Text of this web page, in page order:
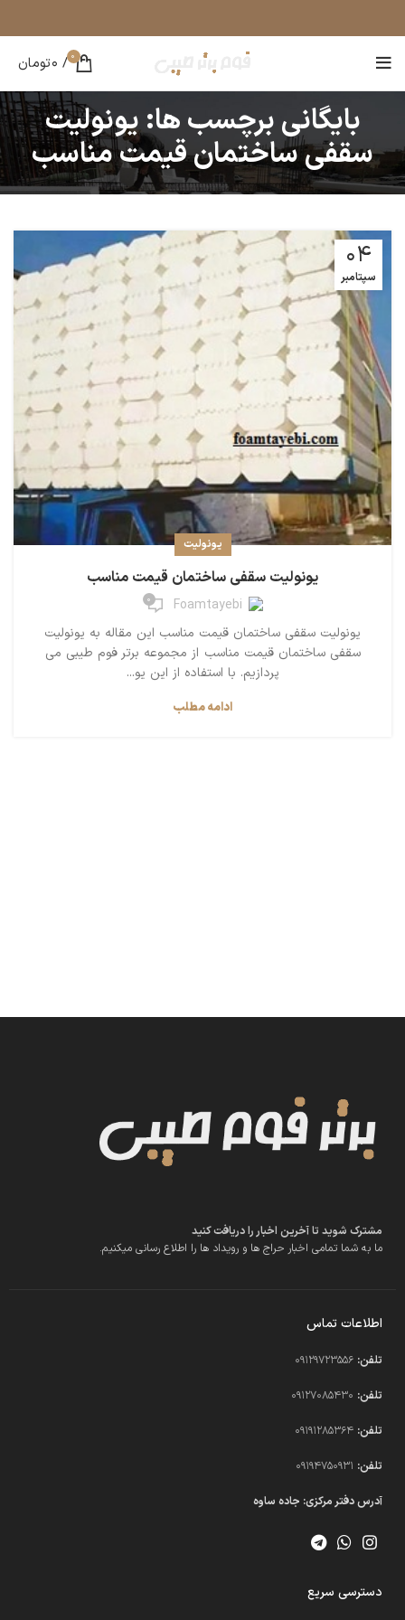
0
/
0تومان
بایگانی برچسب ها: یونولیت
سقفی ساختمان قیمت مناسب
04
سپتامبر
یونولیت
یونولیت سقفی ساختمان قیمت مناسب
Foamtayebi
0
یونولیت سقفی ساختمان قیمت مناسب این مقاله به یونولیت
سقفی ساختمان قیمت مناسب از مجموعه برتر فوم طیبی می
پردازیم. با استفاده از این یو...
ادامه مطلب
مشترک شوید تا آخرین اخبار را دریافت کنید
ما به شما تمامی اخبار حراج ها و رویداد ها را اطلاع رسانی میکنیم.
اطلاعات تماس
تلفن: 09129723556
تلفن:
تلفن: 09191285364
تلفن:
آدرس دفتر مرکزی: جاده ساوه
دسترسی سریع